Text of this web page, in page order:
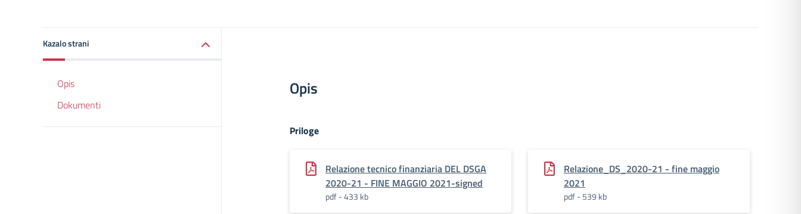
Kazalo strani
Opis
Dokumenti
Opis
Priloge
Relazione tecnico finanziaria DEL DSGA
2020-21 - FINE MAGGIO 2021-signed
pdf - 433 kb
Relazione_DS_2020-21 - fine maggio
2021
pdf - 539 kb